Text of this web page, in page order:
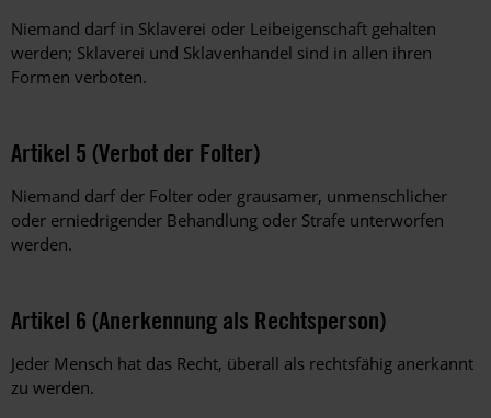
Niemand darf in Sklaverei oder Leibeigenschaft gehalten
werden; Sklaverei und Sklavenhandel sind in allen ihren
Formen verboten.
Artikel 5 (Verbot der Folter)
Niemand darf der Folter oder grausamer, unmenschlicher
oder erniedrigender Behandlung oder Strafe unterworfen
werden.
Artikel 6 (Anerkennung als Rechtsperson)
Jeder Mensch hat das Recht, überall als rechtsfähig anerkannt
zu werden.